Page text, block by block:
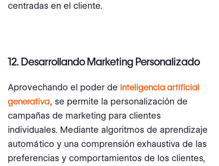
centradas en el cliente.
12. Desarrollando Marketing Personalizado
Aprovechando el poder de inteligencia artificial
generativa, se permite la personalización de
campañas de marketing para clientes
individuales. Mediante algoritmos de aprendizaje
automático y una comprensión exhaustiva de las
preferencias y comportamientos de los clientes,